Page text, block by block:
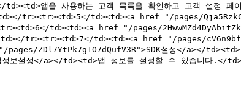
앱을 사용하는 고객 목록을 확인하고 고객 설정 페
tr><tr><td>5</td><td><a href="/pages/
td><td><a href="/pages/
td></tr><tr><td>7</td><td><a href="/pages/
ZDl7YtPk7g1O7dQufV3R">SDK설정</a></
보설정</a></td><td>앱 정보를 설정할 수 있습니다